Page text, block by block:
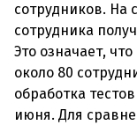
сотрудников. На
сотрудника
Это означает,
около 80
обработка
июня. Для